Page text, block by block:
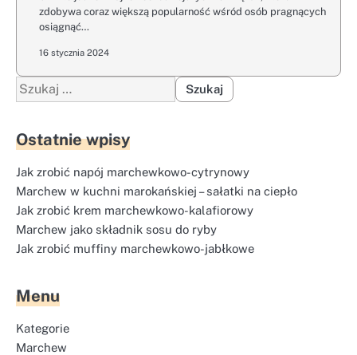
zdobywa coraz większą popularność wśród osób pragnących
osiągnąć…
16 stycznia 2024
Szukaj:
Ostatnie wpisy
Jak zrobić napój marchewkowo-cytrynowy
Marchew w kuchni marokańskiej – sałatki na ciepło
Jak zrobić krem marchewkowo-kalafiorowy
Marchew jako składnik sosu do ryby
Jak zrobić muffiny marchewkowo-jabłkowe
Menu
Kategorie
Marchew